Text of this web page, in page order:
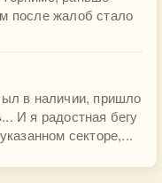
после жалоб стало
в наличии, пришло
И я радостная бегу
секторе,...